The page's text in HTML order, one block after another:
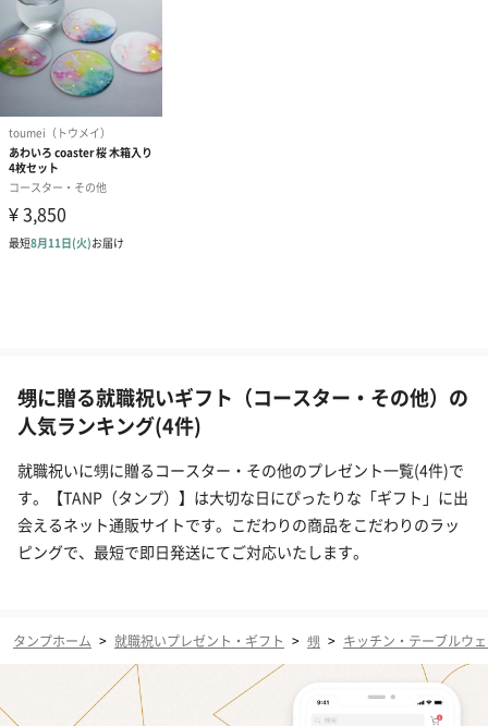
甥に贈る就職祝いギフト（コースター・その他）の
人気ランキング(4件)
就職祝いに甥に贈るコースター・その他のプレゼント一覧(4件)で
す。【TANP（タンプ）】は大切な日にぴったりな「ギフト」に出
会えるネット通販サイトです。こだわりの商品をこだわりのラッ
ピングで、最短で即日発送にてご対応いたします。
タンプホーム > 就職祝いプレゼント・ギフト > 甥 > キッチン・テーブルウ